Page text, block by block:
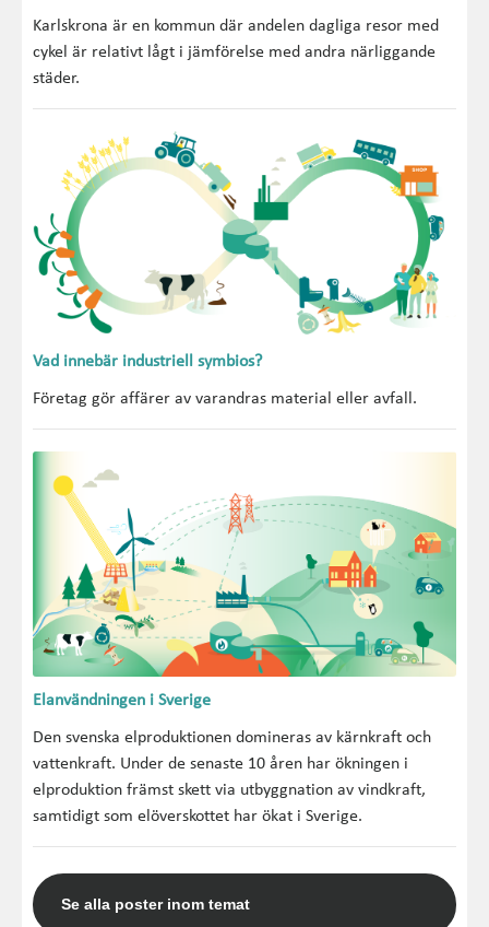
Karlskrona är en kommun där andelen dagliga resor med
cykel är relativt lågt i jämförelse med andra närliggande
städer.
Vad innebär industriell symbios?
Företag gör affärer av varandras material eller avfall.
Elanvändningen i Sverige
Den svenska elproduktionen domineras av kärnkraft och
vattenkraft. Under de senaste 10 åren har ökningen i
elproduktion främst skett via utbyggnation av vindkraft,
samtidigt som elöverskottet har ökat i Sverige.
Se alla poster inom temat